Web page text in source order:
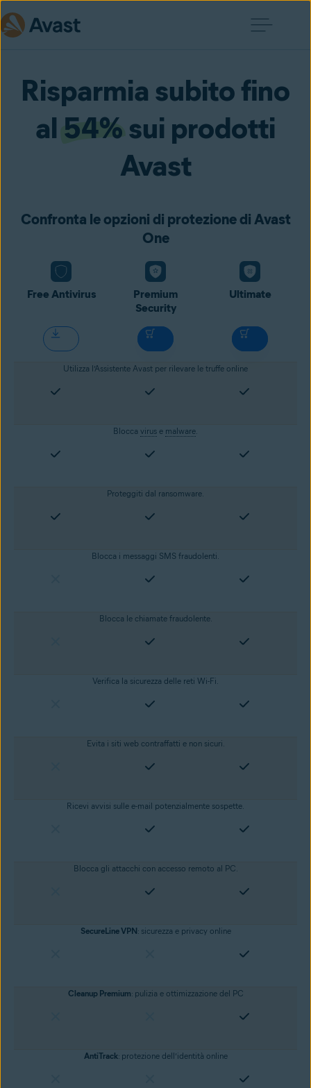
Risparmia subito fino
al 54%sui prodotti
Avast
Confronta le opzioni di protezione di Avast
One
Free Antivirus
Premium
Security
Ultimate
Utilizza l’Assistente Avast per rilevare le truffe online
Blocca virus e malware.
Proteggiti dal ransomware.
Blocca i messaggi SMS fraudolenti.
Blocca le chiamate fraudolente.
Verifica la sicurezza delle reti Wi-Fi.
Evita i siti web contraffatti e non sicuri.
Ricevi avvisi sulle e-mail potenzialmente sospette.
Blocca gli attacchi con accesso remoto al PC.
SecureLine VPN: sicurezza e privacy online
Cleanup Premium: pulizia e ottimizzazione del PC
AntiTrack: protezione dell’identità online